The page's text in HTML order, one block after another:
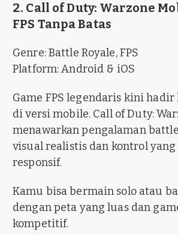
2. Call of Duty: Warzone
FPS Tanpa Batas
Genre: Battle Royale, FPS
Platform: Android & iOS
Game FPS legendaris kini
di versi mobile. Call of Duty:
menawarkan pengalaman
visual realistis dan kontrol
responsif.
Kamu bisa bermain solo atau
dengan peta yang luas dan
kompetitif.